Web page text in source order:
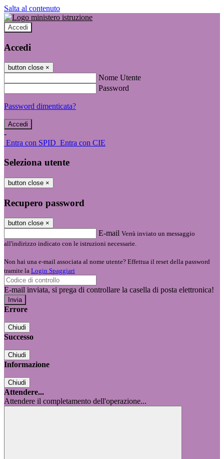
Salta al contenuto
Accedi
Accedi
button close ×
Nome Utente
Password
Password dimenticata?
-
Entra con SPID Entra con CIE
Seleziona utente
button close ×
Recupero password
button close ×
E-mail Verrà inviato un messaggio
all'indirizzo indicato con le istruzioni necessarie.
Non hai una e-mail associata al nome utente? Effettua il reset della password
tramite la Login Spaggiari
E-mail inviata, si prega di controllare la casella di posta elettronica!
Errore
Chiudi
Successo
Chiudi
Informazione
Chiudi
Attendere...
Attendere il completamento dell'operazione...